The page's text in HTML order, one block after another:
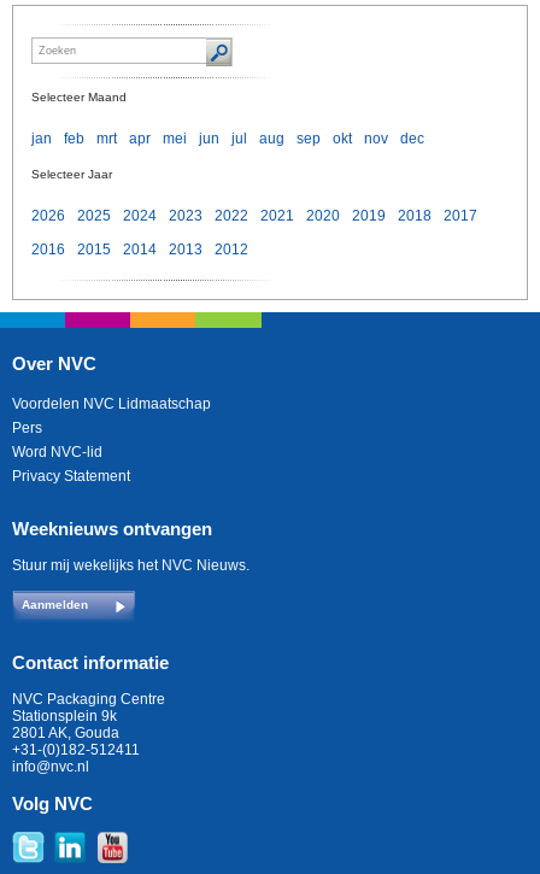
Selecteer Maand
jan feb mrt apr mei jun jul aug sep okt nov dec
Selecteer Jaar
2026 2025 2024 2023 2022 2021 2020 2019 2018
2017
2016
2015 2014 2013 2012
Over NVC
Voordelen NVC Lidmaatschap
Pers
Word NVC-lid
Privacy Statement
Weeknieuws ontvangen
Stuur mij wekelijks het NVC Nieuws.
Aanmelden
Contact informatie
NVC Packaging Centre
Stationsplein 9k
2801 AK, Gouda
+31-(0)182-512411
info@nvc.nl
Volg NVC